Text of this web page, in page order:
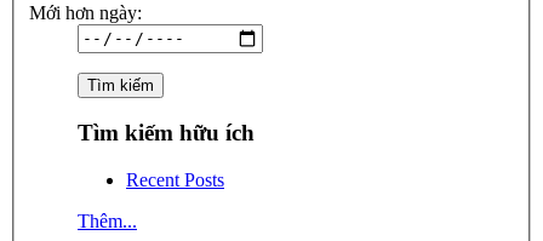
Mới hơn ngày:
Tìm kiếm hữu ích
Recent Posts
Thêm...